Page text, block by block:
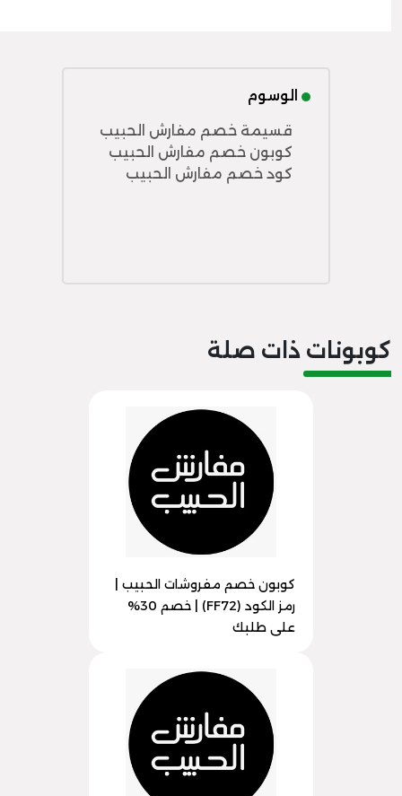
الوسوم
قسيمة خصم مفارش الحبيب
كوبون خصم مفارش الحبيب
كود خصم مفارش الحبيب
كوبونات ذات صلة
كوبون خصم مفروشات الحبيب |
رمز الكود (FF72) | خصم 30%
على طلبك